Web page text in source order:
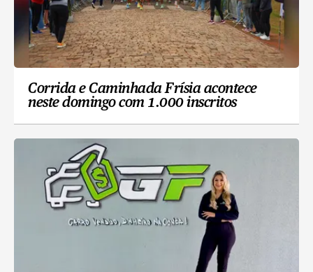
Corrida e Caminhada Frísia acontece
neste domingo com 1.000 inscritos